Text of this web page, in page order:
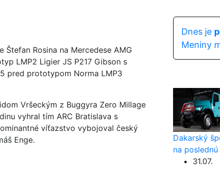
Rosina na Mercedese AMG
LMP2 Ligier JS P217 Gibson s
pred prototypom Norma LMP3
Vršeckým z Buggyra Zero Millage
vyhral tím ARC Bratislava s
víťazstvo vybojoval český
Enge.
Dnes je
Meniny
Dakarský
na
31.07.